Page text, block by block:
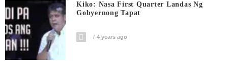
Kiko: Nasa First Quarter Landas Ng
Gobyernong Tapat
4 years ago